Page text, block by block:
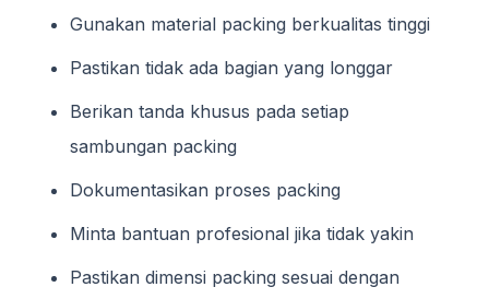
Gunakan material packing berkualitas tinggi
Pastikan tidak ada bagian yang longgar
Berikan tanda khusus pada setiap
sambungan packing
Dokumentasikan proses packing
Minta bantuan profesional jika tidak yakin
Pastikan dimensi packing sesuai dengan